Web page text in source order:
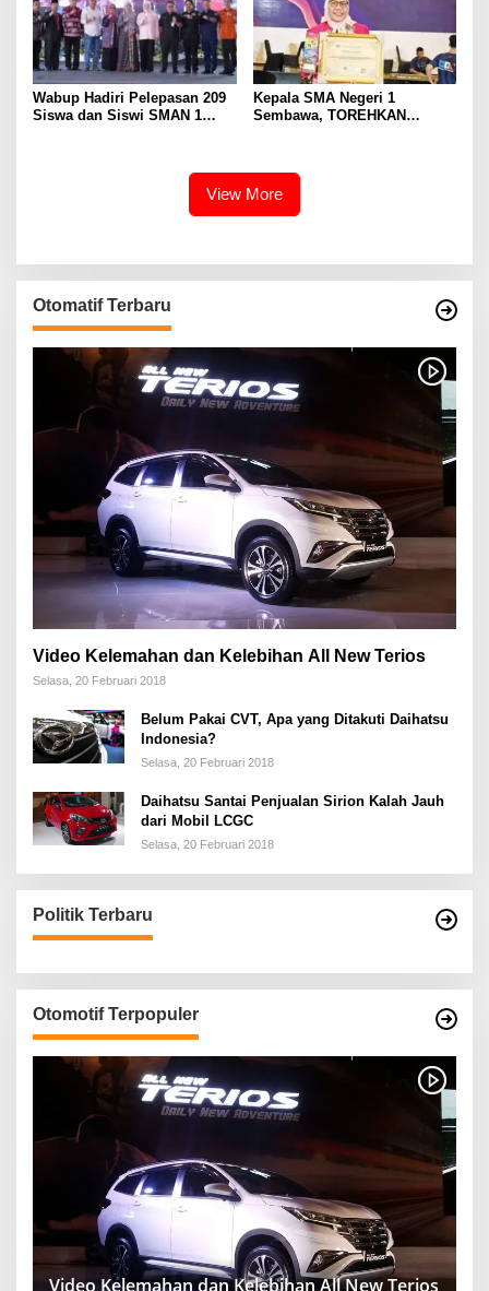
Wabup Hadiri Pelepasan 209
Siswa dan Siswi SMAN 1
Kepala SMA Negeri 1
Sembawa, TOREHKAN
View More
Otomatif Terbaru
Video Kelemahan dan Kelebihan All New Terios
Selasa, 20 Februari 2018
Belum Pakai CVT, Apa yang Ditakuti Daihatsu
Indonesia?
Selasa, 20 Februari 2018
Daihatsu Santai Penjualan Sirion Kalah Jauh
dari Mobil LCGC
Selasa, 20 Februari 2018
Politik Terbaru
Otomotif Terpopuler
Video Kelemahan dan Kelebihan All New Terios